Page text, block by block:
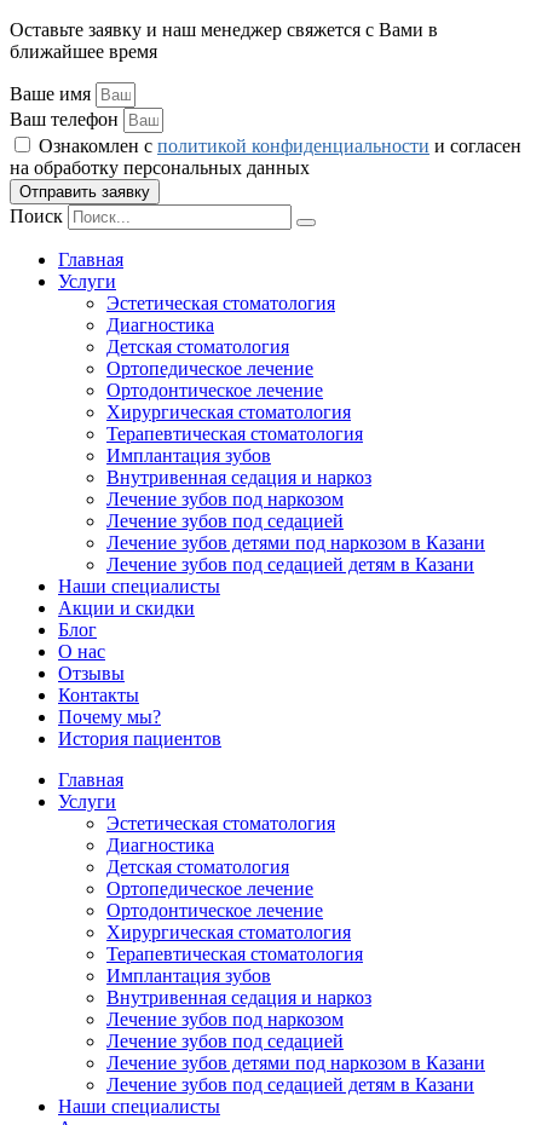
Оставьте заявку и наш менеджер свяжется с Вами в
ближайшее время
Ваше имя
Ваш телефон
Ознакомлен с политикой конфиденциальности и согласен
на обработку персональных данных
Отправить заявку
Поиск
Главная
Услуги
Эстетическая стоматология
Диагностика
Детская стоматология
Ортопедическое лечение
Ортодонтическое лечение
Хирургическая стоматология
Терапевтическая стоматология
Имплантация зубов
Внутривенная седация и наркоз
Лечение зубов под наркозом
Лечение зубов под седацией
Лечение зубов детями под наркозом в Казани
Лечение зубов под седацией детям в Казани
Наши специалисты
Акции и скидки
Блог
О нас
Отзывы
Контакты
Почему мы?
История пациентов
Главная
Услуги
Эстетическая стоматология
Диагностика
Детская стоматология
Ортопедическое лечение
Ортодонтическое лечение
Хирургическая стоматология
Терапевтическая стоматология
Имплантация зубов
Внутривенная седация и наркоз
Лечение зубов под наркозом
Лечение зубов под седацией
Лечение зубов детями под наркозом в Казани
Лечение зубов под седацией детям в Казани
Наши специалисты